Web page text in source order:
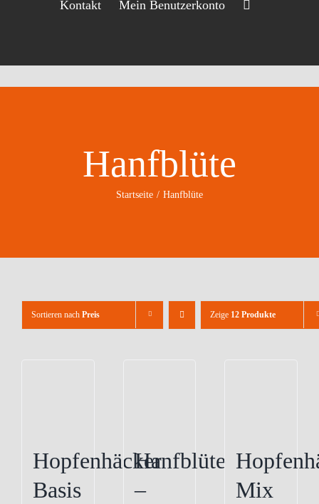
Kontakt Mein Benutzerkonto
Hanfblüte
Startseite Hanfblüte
Sortieren nach Preis Zeige 12 Produkte
Hopfenhäcker
Basis
Hanfblüte
–
Mix